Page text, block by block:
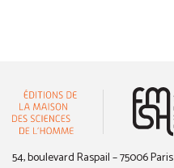
54, boulevard Raspail – 75006 Paris